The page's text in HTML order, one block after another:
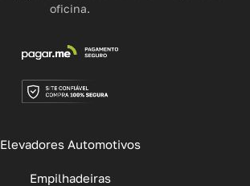
oficina.
Elevadores Automotivos
Empilhadeiras